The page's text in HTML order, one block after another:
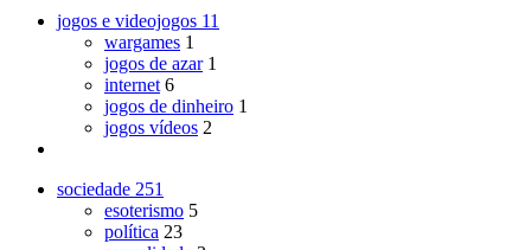
jogos e videojogos 11
wargames 1
jogos de azar 1
internet 6
jogos de dinheiro 1
jogos vídeos 2
sociedade 251
esoterismo 5
política 23